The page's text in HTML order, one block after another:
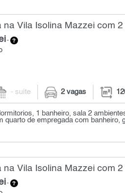
na Vila Isolina Mazzei com 2
-
- suíte 2 vagas
1 banheiro, sala 2
quarto de empregada com banheiro,
na Vila Isolina Mazzei com 2
-